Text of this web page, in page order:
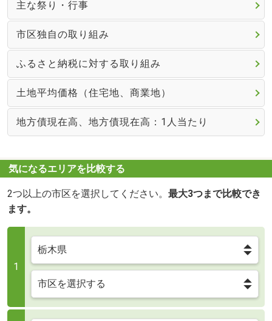
主な祭り・行事
市区独自の取り組み
ふるさと納税に対する取り組み
土地平均価格（住宅地、商業地）
地方債現在高、地方債現在高：1人当たり
気になるエリアを比較する
2つ以上の市区を選択してください。 最大3つまで比較でき
ます。
1